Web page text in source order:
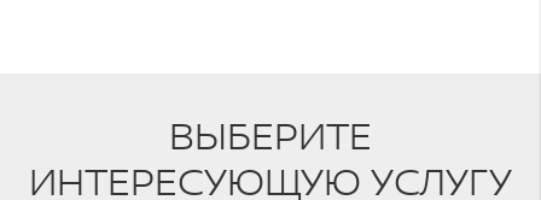
ВЫБЕРИТЕ
ИНТЕРЕСУЮЩУЮ УСЛУГУ